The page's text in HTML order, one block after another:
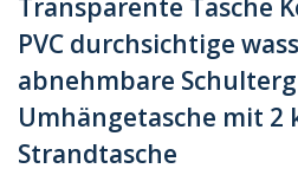
PVC durchsichtige
abnehmbare
Umhängetasche mit 2
Strandtasche